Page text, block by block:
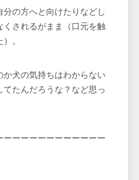
の方へと向けたりなどし
されるがまま（口元を触
。
犬の気持ちはわからない
たんだろうな？など思っ
ーーーーーーーーーーー